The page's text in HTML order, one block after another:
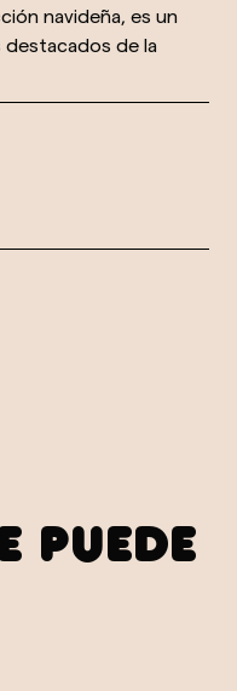
navideña, es un
de la
PUEDE